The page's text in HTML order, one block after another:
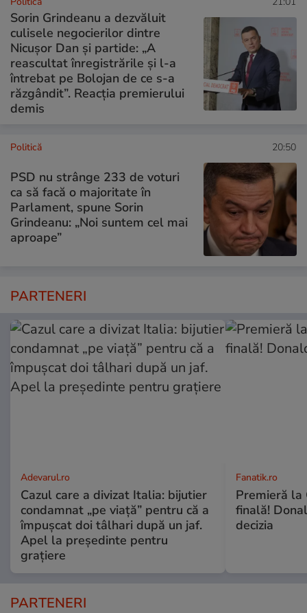
Sorin Grindeanu a dezvăluit
culisele negocierilor dintre
Nicușor Dan și partide: „A
reascultat înregistrările și l-a
întrebat pe Bolojan de ce s-a
răzgândit”. Reacția premierului
demis
Politică 20:50
PSD nu strânge 233 de voturi
ca să facă o majoritate în
Parlament, spune Sorin
Grindeanu: „Noi suntem cel mai
aproape”
PARTENERI
Adevarul.ro
Cazul care a divizat Italia: bijutier
condamnat „pe viață” pentru că a
împușcat doi tâlhari după un jaf.
Apel la președinte pentru
graţiere
Fanatik.ro
Premieră la
finală!
decizia
PARTENERI